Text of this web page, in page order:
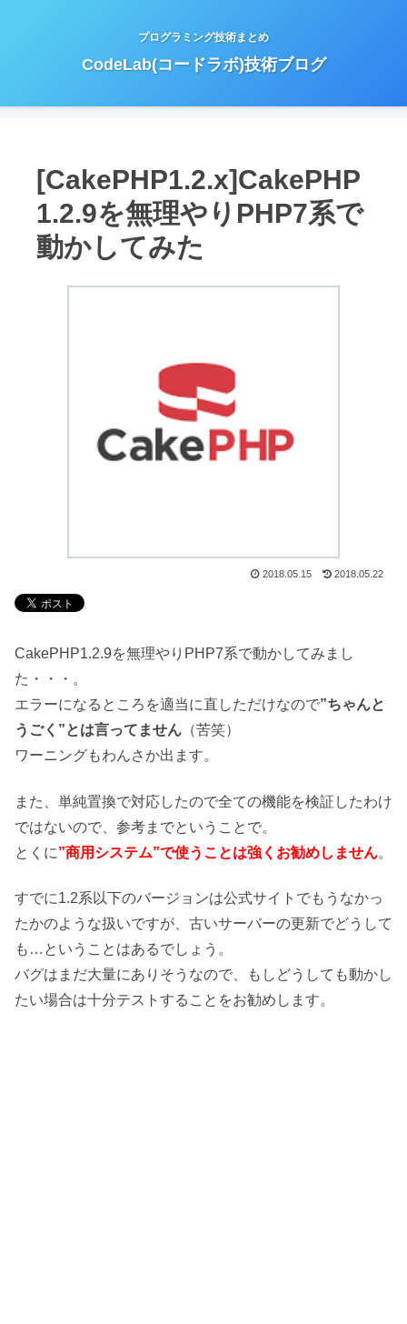
プログラミング技術まとめ
CodeLab(コードラボ)技術ブログ
[CakePHP1.2.x]CakePHP
1.2.9を無理やりPHP7系で
動かしてみた
2018.05.15 2018.05.22
CakePHP1.2.9を無理やりPHP7系で動かしてみまし
た・・・。
エラーになるところを適当に直しただけなので”ちゃんと
うごく”とは言ってません （苦笑）
ワーニングもわんさか出ます。
また、単純置換で対応したので全ての機能を検証したわけ
ではないので、参考までということで。
とくに”商用システム”で使うことは強くお勧めしません。
すでに1.2系以下のバージョンは公式サイトでもうなかっ
たかのような扱いですが、古いサーバーの更新でどうして
も…ということはあるでしょう。
バグはまだ大量にありそうなので、もしどうしても動かし
たい場合は十分テストすることをお勧めします。